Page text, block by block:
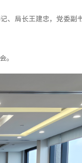
、局长王建忠，党委副
。